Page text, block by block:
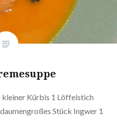
kleiner Kürbis 1 Löffelstich
Stück Ingwer 1